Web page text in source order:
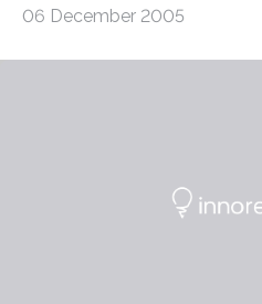
06 December 2005